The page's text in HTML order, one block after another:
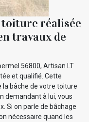
toiture réalisée
travaux de
56800, Artisan LT
et qualifié. Cette
la bâche de votre toiture
demandant à lui, vous
Si on parle de bâchage
nécessaire quand les